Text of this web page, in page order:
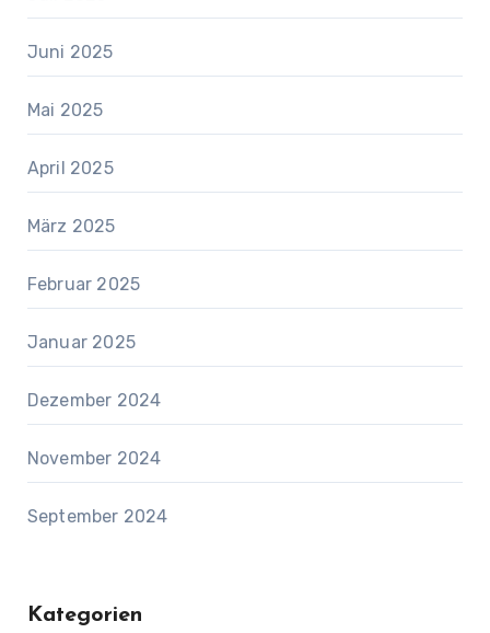
Juni 2025
Mai 2025
April 2025
März 2025
Februar 2025
Januar 2025
Dezember 2024
November 2024
September 2024
Kategorien